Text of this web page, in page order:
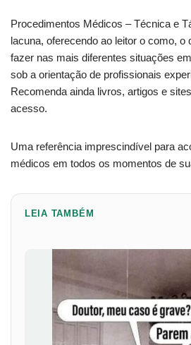
Procedimentos Médicos – Técnica e
lacuna, oferecendo ao leitor o como, o
fazer nas mais diferentes situações
sob a orientação de profissionais
Recomenda ainda livros, artigos e
acesso.
Uma referência imprescindível para
médicos em todos os momentos de
LEIA TAMBÉM